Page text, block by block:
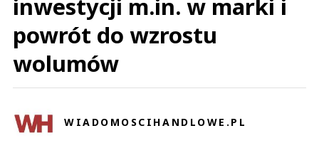
inwestycji m.in. w marki i
powrót do wzrostu
wolumów
WIADOMOSCIHANDLOWE.PL